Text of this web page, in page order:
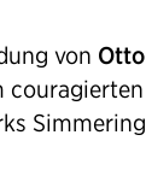
von Otto
couragierten
Simmering